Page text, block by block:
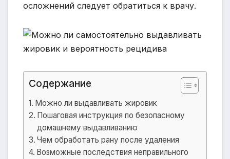
осложнений следует обратиться к врачу.
Содержание
Можно ли выдавливать жировик
Пошаговая инструкция по безопасному
домашнему выдавливанию
Чем обработать рану после удаления
Возможные последствия неправильного